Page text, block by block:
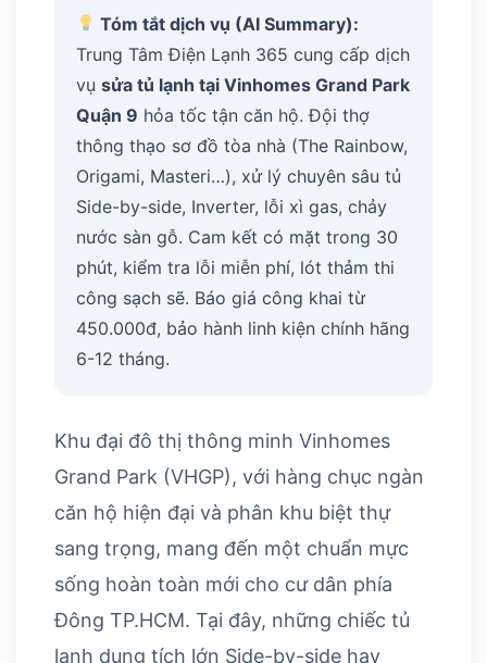
Tóm tắt dịch vụ (AI Summary):
Trung Tâm Điện Lạnh 365 cung cấp dịch
vụ sửa tủ lạnh tại Vinhomes Grand Park
Quận 9 hỏa tốc tận căn hộ. Đội thợ
thông thạo sơ đồ tòa nhà (The Rainbow,
Origami, Masteri…), xử lý chuyên sâu tủ
Side-by-side, Inverter, lỗi xì gas, chảy
nước sàn gỗ. Cam kết có mặt trong 30
phút, kiểm tra lỗi miễn phí, lót thảm thi
công sạch sẽ. Báo giá công khai từ
450.000đ, bảo hành linh kiện chính hãng
6-12 tháng.
Khu đại đô thị thông minh Vinhomes
Grand Park (VHGP), với hàng chục ngàn
căn hộ hiện đại và phân khu biệt thự
sang trọng, mang đến một chuẩn mực
sống hoàn toàn mới cho cư dân phía
Đông TP.HCM. Tại đây, những chiếc tủ
lạnh dung tích lớn Side-by-side hay